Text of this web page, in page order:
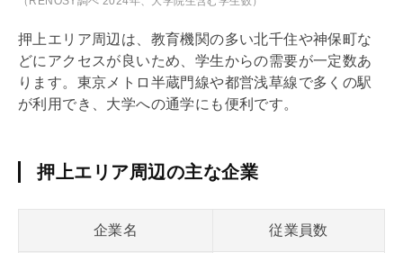
押上エリア周辺は、教育機関の多い北千住や神保町な
どにアクセスが良いため、学生からの需要が一定数あ
ります。東京メトロ半蔵門線や都営浅草線で多くの駅
が利用でき、大学への通学にも便利です。
押上エリア周辺の主な企業
企業名 従業員数